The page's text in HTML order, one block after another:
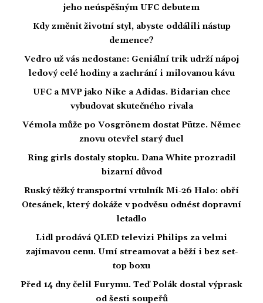
jeho neúspěšným UFC debutem
Kdy změnit životní styl, abyste oddálili nástup
demence?
Vedro už vás nedostane: Geniální trik udrží nápoj
ledový celé hodiny a zachrání i milovanou kávu
UFC a MVP jako Nike a Adidas. Bidarian chce
vybudovat skutečného rivala
Vémola může po Vosgrönem dostat Pütze. Němec
znovu otevřel starý duel
Ring girls dostaly stopku. Dana White prozradil
bizarní důvod
Ruský těžký transportní vrtulník Mi-26 Halo: obří
Otesánek, který dokáže v podvěsu odnést dopravní
letadlo
Lidl prodává QLED televizi Philips za velmi
zajímavou cenu. Umí streamovat a běží i bez set-
top boxu
Před 14 dny čelil Furymu. Teď Polák dostal výprask
od šesti soupeřů